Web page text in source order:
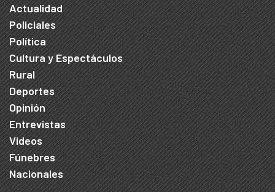
Actualidad
Policiales
Política
Cultura y Espectáculos
Rural
Deportes
Opinión
Entrevistas
Videos
Fúnebres
Nacionales